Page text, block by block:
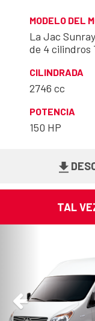
MODELO DEL
La Jac
de 4 cilindros
CILINDRADA
2746 cc
POTENCIA
150 HP
TAL